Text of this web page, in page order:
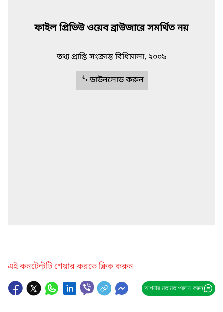
ফাইল প্রিভিউ ওয়েব ব্রাউজারে সমর্থিত নয়
তথ্য প্রাপ্তি সংক্রান্ত বিধিমালা, ২০০৯
ডাউনলোড করুন
এই কনটেন্টটি শেয়ার করতে ক্লিক করুন
আপনার মতামত প্রদান করুন